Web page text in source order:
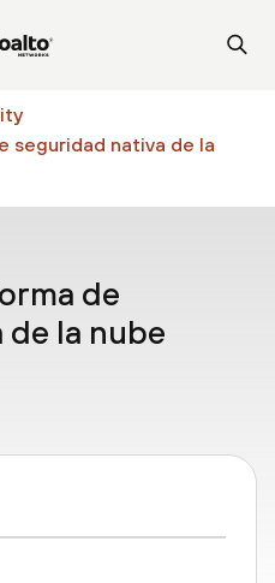
seguridad nativa de la
de
la nube